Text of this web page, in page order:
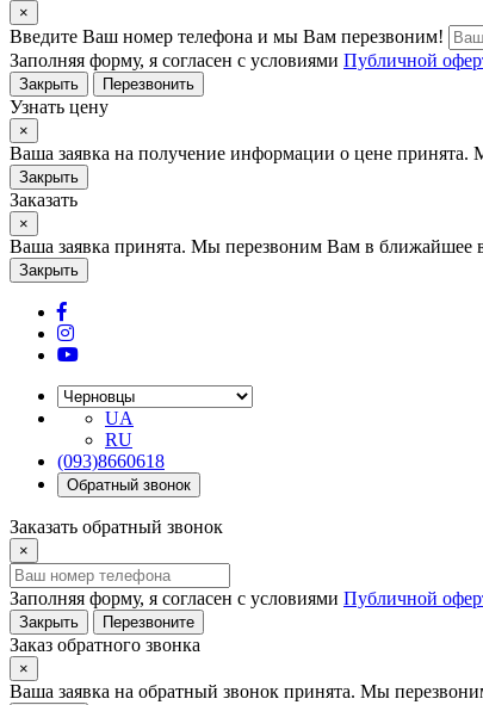
×
Введите Ваш номер телефона и мы Вам перезвоним!
Заполняя форму, я согласен с условиями Публичной
Закрыть Перезвонить
Узнать цену
×
Ваша заявка на получение информации о цене
Закрыть
Заказать
×
Ваша заявка принята. Мы перезвоним Вам в ближайшее
Закрыть
UA
RU
(093)8660618
Обратный звонок
Заказать обратный звонок
×
Заполняя форму, я согласен с условиями Публичной
Закрыть Перезвоните
Заказ обратного звонка
×
Ваша заявка на обратный звонок принята. Мы